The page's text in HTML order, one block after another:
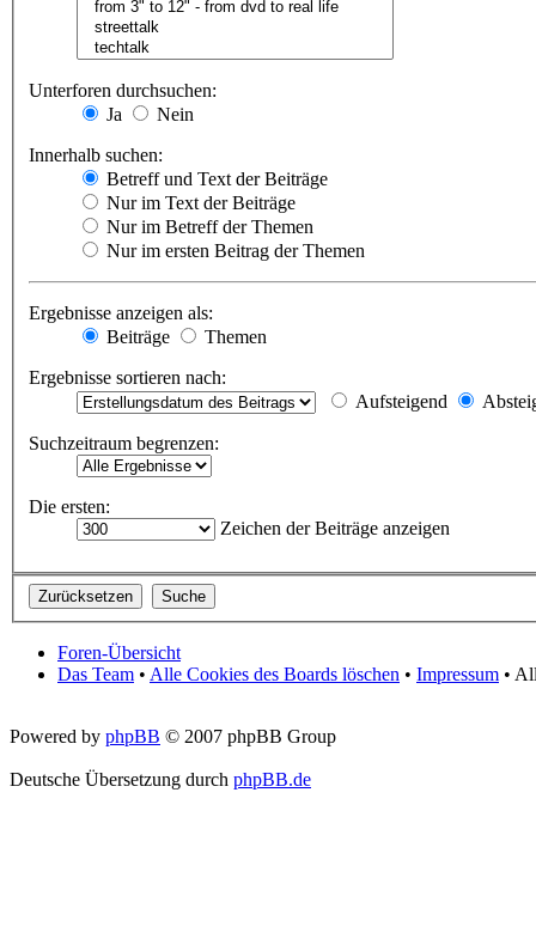
Unterforen durchsuchen:
Ja
Nein
Innerhalb suchen:
Betreff und Text der Beiträge
Nur im Text der Beiträge
Nur im Betreff der Themen
Nur im ersten Beitrag der Themen
Ergebnisse anzeigen als:
Beiträge
Themen
Ergebnisse sortieren nach:
Aufsteigend
Suchzeitraum begrenzen:
Die ersten:
Zeichen der Beiträge anzeigen
Foren-Übersicht
Das Team • Alle Cookies des Boards löschen • Impressum •
Powered by phpBB © 2007 phpBB Group
Deutsche Übersetzung durch phpBB.de